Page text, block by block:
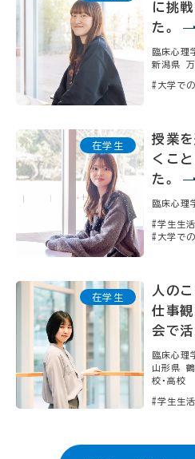
に挑
た。
臨床心理
新潟県
#大学で
授業
くこ
た。
臨床心理
#学生生
#大学で
人の
仕事
会で活
臨床心理
山形県
校・高校
#学生生